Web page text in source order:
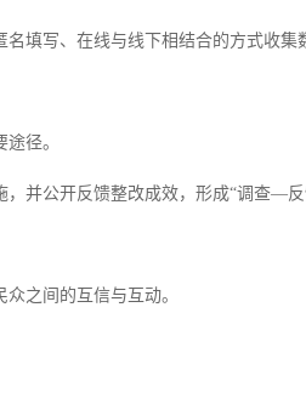
填写、在线与线下相结合的方式收集
径。
，并公开反馈整改成效，形成“调查—
之间的互信与互动。